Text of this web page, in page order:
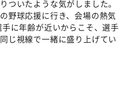
ついたような気がしました。
野球応援に行き、会場の熱気
に年齢が近いからこそ、選手
じ視線で一緒に盛り上げてい